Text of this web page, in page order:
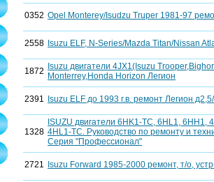
0352 Opel Monterey/Isudzu Truper 1981-97
2558 Isuzu ELF, N-Series/Mazda Titan/Nissan
1872
Isuzu двигатели 4JX1(Isuzu
Monterrey,Honda Horizon Легион
2391 Isuzu ELF до 1993 г.в. ремонт Легион
1328
ISUZU двигатели 6HK1-TC, 6НL1, 6НН1,
4HL1-TC. Руководство по ремонту и
Серия "Профессионал"
2721 Isuzu Forward 1985-2000 ремонт, т/о,